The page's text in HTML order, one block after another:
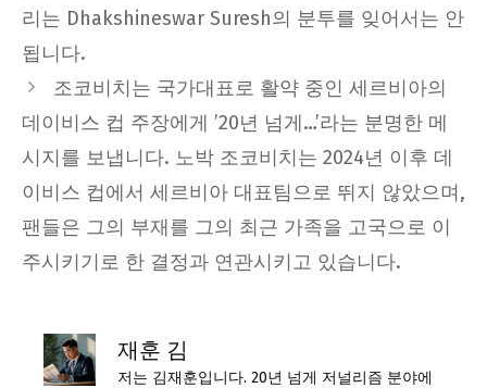
리는 Dhakshineswar Suresh의 분투를 잊어서는 안
됩니다.
조코비치는 국가대표로 활약 중인 세르비아의
데이비스 컵 주장에게 ’20년 넘게…’라는 분명한 메
시지를 보냅니다. 노박 조코비치는 2024년 이후 데
이비스 컵에서 세르비아 대표팀으로 뛰지 않았으며,
팬들은 그의 부재를 그의 최근 가족을 고국으로 이
주시키기로 한 결정과 연관시키고 있습니다.
재훈 김
저는 김재훈입니다. 20년 넘게 저널리즘 분야에